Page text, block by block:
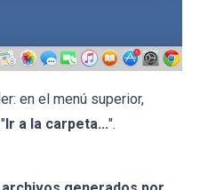
en el menú superior,
Ir a la carpeta...".